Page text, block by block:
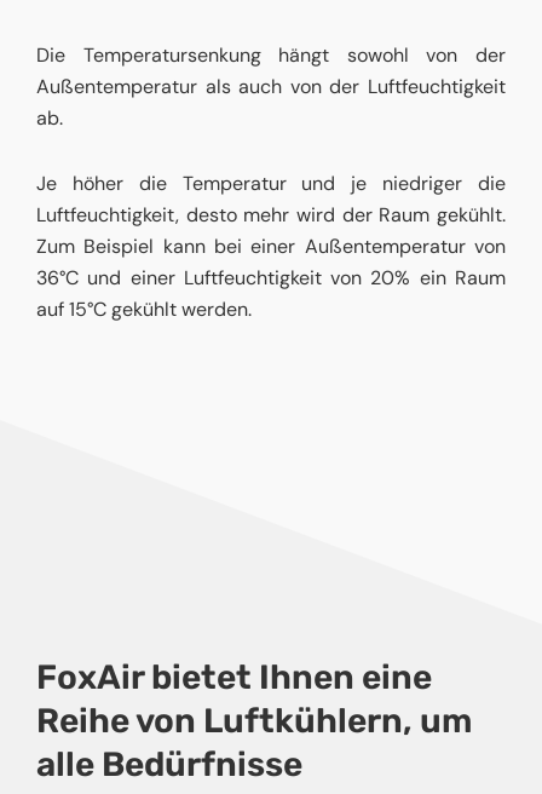
Die Temperatursenkung hängt sowohl von der
Außentemperatur als auch von der Luftfeuchtigkeit
ab.
Je höher die Temperatur und je niedriger die
Luftfeuchtigkeit, desto mehr wird der Raum gekühlt.
Zum Beispiel kann bei einer Außentemperatur von
36°C und einer Luftfeuchtigkeit von 20% ein Raum
auf 15°C gekühlt werden.
FoxAir bietet Ihnen eine
Reihe von Luftkühlern, um
alle Bedürfnisse